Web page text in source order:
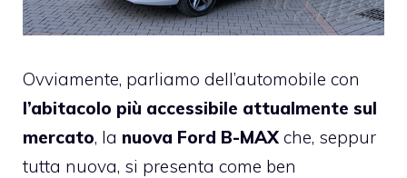
Ovviamente, parliamo dell’automobile con
l’abitacolo più accessibile attualmente sul
mercato, la nuova Ford B-MAX che, seppur
tutta nuova, si presenta come ben